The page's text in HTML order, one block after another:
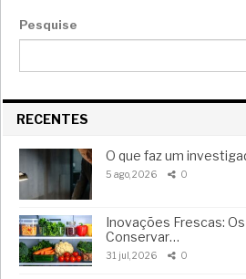
Pesquise
RECENTES
O que faz um
5 ago, 2026 0
Inovações Frescas:
Conservar…
31 jul, 2026 0